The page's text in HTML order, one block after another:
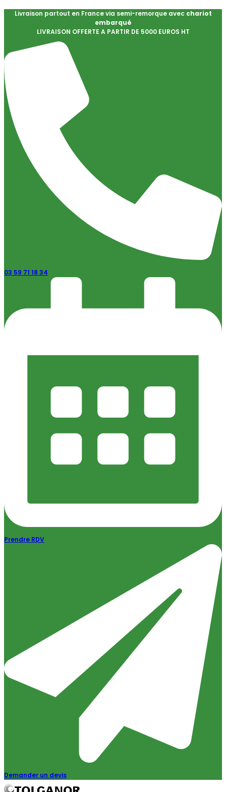
Livraison partout en France via semi-remorque avec chariot
embarqué
LIVRAISON OFFERTE A PARTIR DE 5000 EUROS HT
03 59 71 18 34
Prendre RDV
Demander un devis